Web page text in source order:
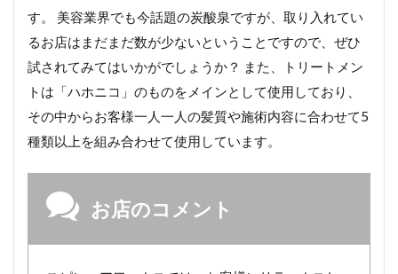
す。 美容業界でも今話題の炭酸泉ですが、取り入れてい
るお店はまだまだ数が少ないということですので、ぜひ
試されてみてはいかがでしょうか？ また、トリートメン
トは「ハホニコ」のものをメインとして使用しており、
その中からお客様一人一人の髪質や施術内容に合わせて5
種類以上を組み合わせて使用しています。
お店のコメント